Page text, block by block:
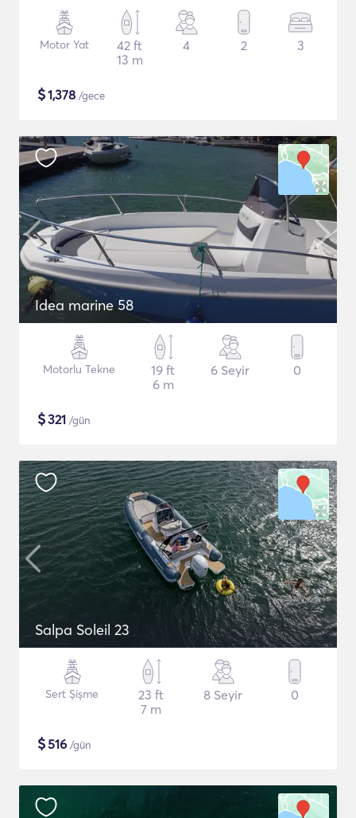
Motor Yat
42 ft
13 m
4 2 3
$1,378 /gece
Idea marine 58
Motorlu Tekne
19 ft
6 m
6 Seyir 0
$321 /gün
Salpa Soleil 23
Sert Şişme
23 ft
7 m
8 Seyir 0
$516 /gün